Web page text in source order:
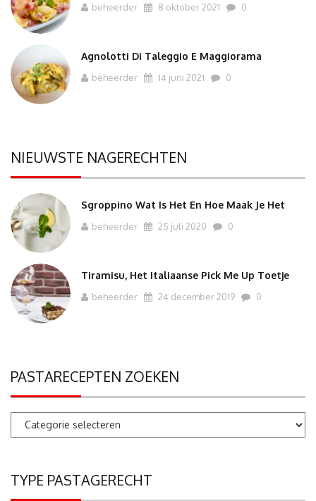
beheerder 8 oktober 2021 0
Agnolotti Di Taleggio E Maggiorama
beheerder 14 juni 2021 0
NIEUWSTE NAGERECHTEN
Sgroppino Wat Is Het En Hoe Maak Je Het
beheerder 25 juli 2020 0
Tiramisu, Het Italiaanse Pick Me Up Toetje
beheerder 24 december 2019 0
PASTARECEPTEN ZOEKEN
Pastarecepten
TYPE PASTAGERECHT